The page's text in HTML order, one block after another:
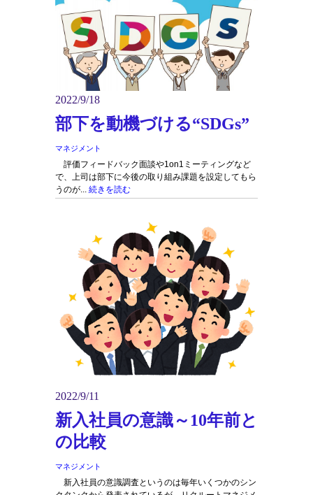
2022/9/18
部下を動機づける“SDGs”
マネジメント
評価フィードバック面談や1on1ミーティングなど
で、上司は部下に今後の取り組み課題を設定してもら
うのが... 続きを読む
2022/9/11
新入社員の意識～10年前と
の比較
マネジメント
新入社員の意識調査というのは毎年いくつかのシン